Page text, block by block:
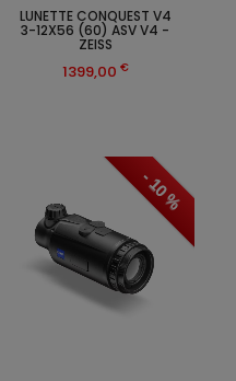
LUNETTE CONQUEST V4
3-12X56 (60) ASV V4 -
ZEISS
1399,00 €
- 10 %